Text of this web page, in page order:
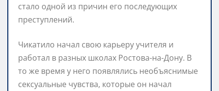
стало одной из причин его последующих
преступлений.
Чикатило начал свою карьеру учителя и
работал в разных школах Ростова-на-Дону. В
то же время у него появлялись необъяснимые
сексуальные чувства, которые он начал